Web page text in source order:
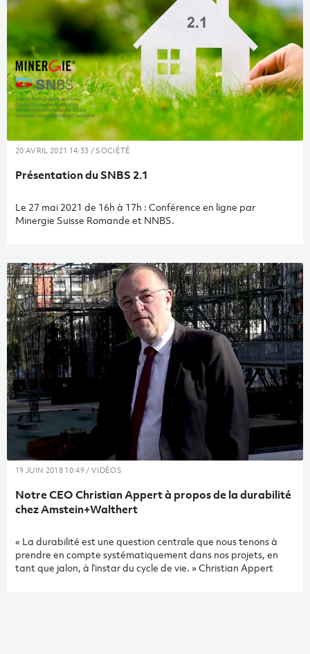
20 AVRIL 2021 14:33 / SOCIÉTÉ
Présentation du SNBS 2.1
Le 27 mai 2021 de 16h à 17h : Conférence en ligne par
Minergie Suisse Romande et NNBS.
19 JUIN 2018 10:49 / VIDÉOS
Notre CEO Christian Appert à propos de la durabilité
chez Amstein+Walthert
« La durabilité est une question centrale que nous tenons à
prendre en compte systématiquement dans nos projets, en
tant que jalon, à l’instar du cycle de vie. » Christian Appert